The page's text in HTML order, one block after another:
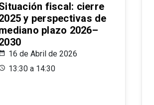
fiscal: cierre
y perspectivas de
plazo 2026–
16 de Abril de 2026
13:30 a 14:30